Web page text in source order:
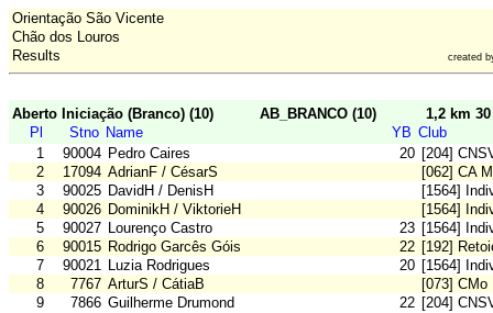
Orientação São Vicente
Chão dos Louros
Results
created
Aberto Iniciação (Branco) (10) AB_BRANCO (10)
1,2 km
Pl
Stno Name YB Club
1
90004 Pedro Caires 20 [204]
2
17094 AdrianF / CésarS
[062] CA
3
90025 DavidH / DenisH
[1564]
4
90026 DominikH / ViktorieH
[1564]
5
90027 Lourenço Castro 23 [1564]
6
90015 Rodrigo Garcês Góis 22 [192]
7
90021 Luzia Rodrigues 20 [1564]
8
7767 ArturS / CátiaB
[073] CMo
9
7866 Guilherme Drumond 22 [204]